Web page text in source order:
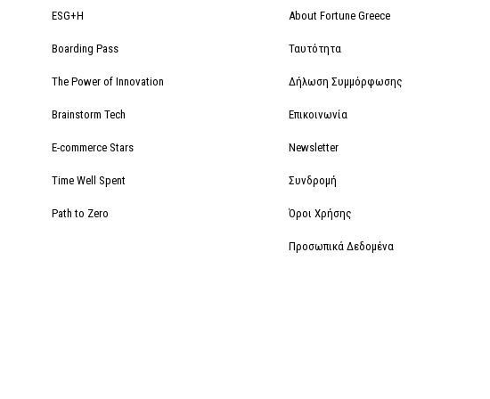
ESG+H
Boarding Pass
The Power of Innovation
Brainstorm Tech
E-commerce Stars
Time Well Spent
Path to Zero
About Fortune Greece
Ταυτότητα
Δήλωση Συμμόρφωσης
Επικοινωνία
Newsletter
Συνδρομή
Όροι Χρήσης
Προσωπικά Δεδομένα